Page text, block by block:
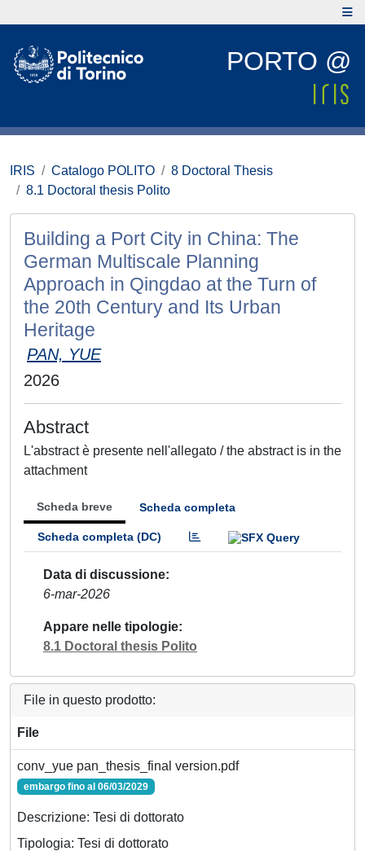
PORTO @
IRIS Catalogo POLITO
8 Doctoral Thesis
8.1 Doctoral thesis Polito
Building a Port City in China: The
German Multiscale Planning
Approach in Qingdao at the Turn of
the 20th Century and Its Urban
Heritage
PAN, YUE
2026
Abstract
L'abstract è presente nell'allegato / the abstract is in the
attachment
Scheda breve Scheda completa
Scheda completa (DC)
Data di discussione
6-mar-2026
Appare nelle tipologie
8.1 Doctoral thesis Polito
File in questo prodotto:
File
conv_yue pan_thesis_final version.pdf
embargo fino al 06/03/2029
Descrizione: Tesi di dottorato
Tipologia: Tesi di dottorato